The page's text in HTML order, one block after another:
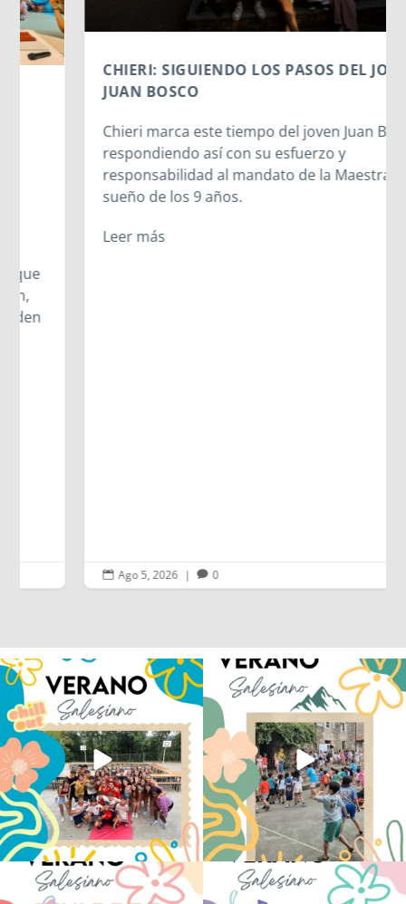
CHIERI: SIGUIENDO LOS PASOS DEL JOVEN
JUAN BOSCO
Chieri marca este tiempo del joven Juan Bosco,
respondiendo así con su esfuerzo y
responsabilidad al mandato de la Maestra del
sueño de los 9 años.
Ago 5, 2026 |  0
Los alumnos de 6º de Primaria, 1º y 2º
de la ESO...
145 2
La diversión y la alegría también se han
sentido...
93 0
No hay verano sin que sea Salesiano ❤️
💫 en Luz 4
...
viviendo la alegría en el campamento
...